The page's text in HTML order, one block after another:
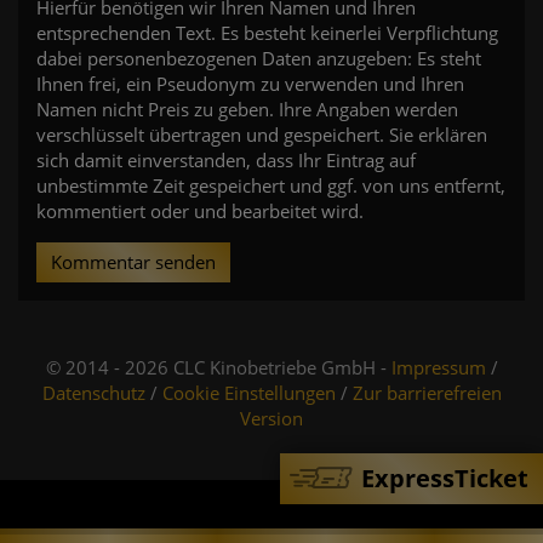
ExpressTicket
Hierfür benötigen wir Ihren Namen und Ihren
entsprechenden Text. Es besteht keinerlei Verpflichtung
dabei personenbezogenen Daten anzugeben: Es steht
Ihnen frei, ein Pseudonym zu verwenden und Ihren
Namen nicht Preis zu geben. Ihre Angaben werden
verschlüsselt übertragen und gespeichert. Sie erklären
sich damit einverstanden, dass Ihr Eintrag auf
unbestimmte Zeit gespeichert und ggf. von uns entfernt,
kommentiert oder und bearbeitet wird.
Kommentar senden
© 2014 - 2026 CLC Kinobetriebe GmbH - Impressum /
Datenschutz/ Cookie Einstellungen / Zur barrierefreien
Version